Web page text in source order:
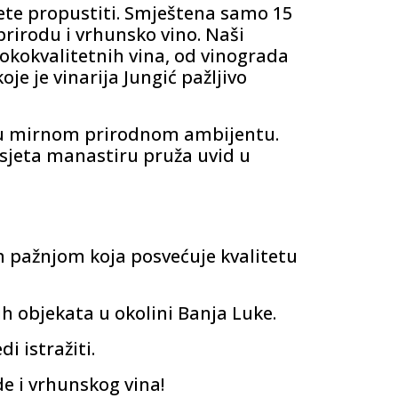
propustiti. Smještena samo 15
i vrhunsko vino. Naši
vina, od vinograda
je vinarija Jungić pažljivo
mirnom prirodnom ambijentu.
manastiru pruža uvid u
koja posvećuje kvalitetu
objekata u okolini Banja Luke.
istražiti.
i vrhunskog vina!